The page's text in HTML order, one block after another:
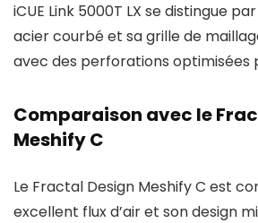
iCUE Link 5000T LX se distingue
acier courbé et sa grille de
avec des perforations optimisées
Comparaison avec le
Meshify C
Le Fractal Design Meshify C est
excellent flux d’air et son design